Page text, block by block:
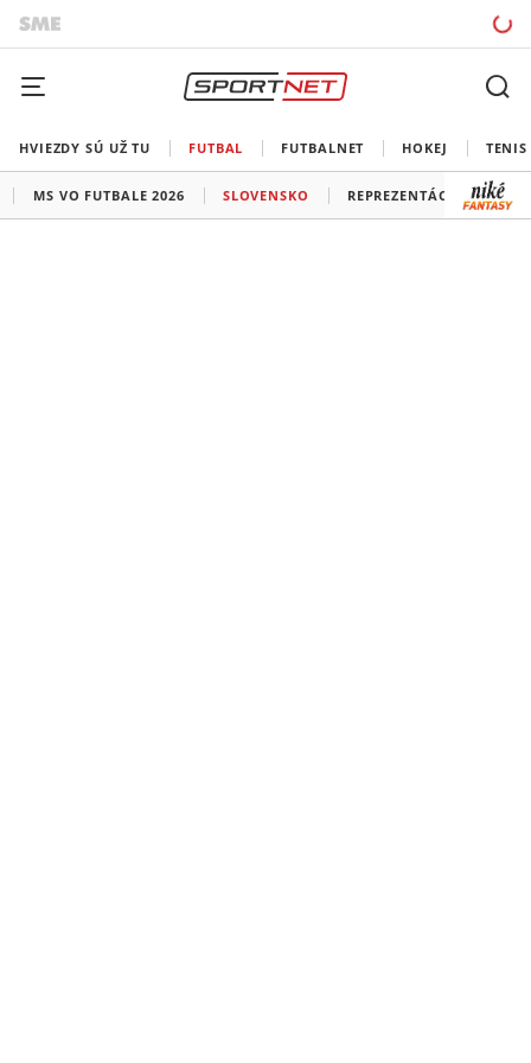
HVIEZDY SÚ UŽ TU FUTBAL FUTBALNET HOKEJ TENIS
MS VO FUTBALE 2026 SLOVENSKO REPREZENTÁCIE